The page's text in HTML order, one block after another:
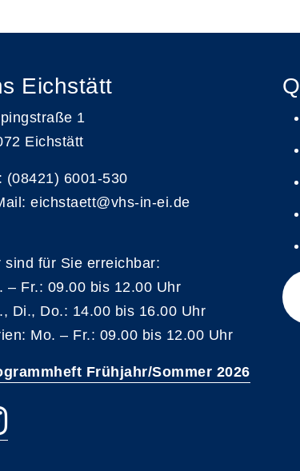
Eichstätt
1
Eichstätt
(08421) 6001-530
eichstaett@vhs-in-ei.de
sind für Sie erreichbar:
– Fr.: 09.00 bis 12.00 Uhr
Di., Do.: 14.00 bis 16.00 Uhr
Mo. – Fr.: 09.00 bis 12.00 Uhr
Frühjahr/Sommer 2026